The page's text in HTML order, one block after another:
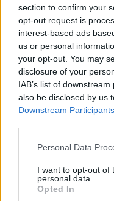
section to confirm your
opt-out request is
interest-based ads
us or personal
your opt-out. You may
disclosure of your
IAB’s list of
also be disclosed by us
Downstream Participants
Please note that this
not limited to your visit
grant or deny consent
use your data for below
Personal Data
I want to opt-out of
personal data.
Opted In
Ettől a trükk­től nem